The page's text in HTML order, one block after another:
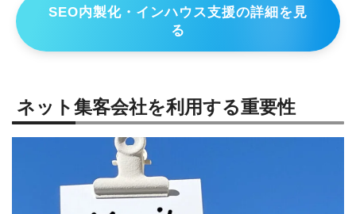
SEO内製化・インハウス支援の詳細を見
る
ネット集客会社を利用する重要性